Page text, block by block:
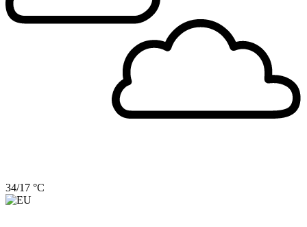
34/17 °C